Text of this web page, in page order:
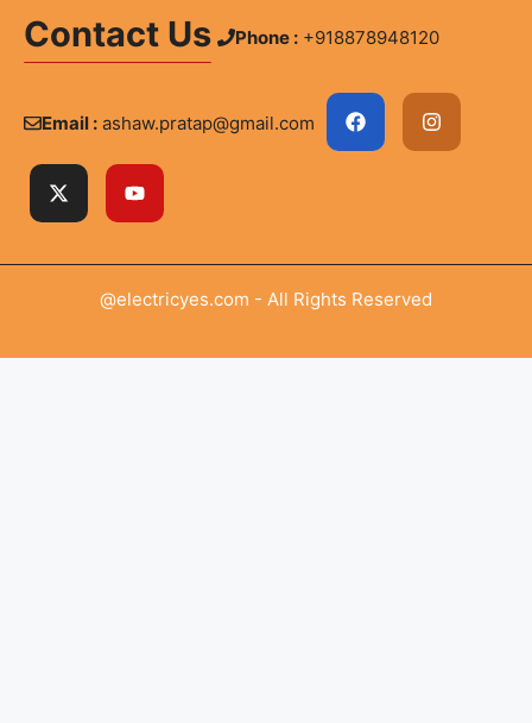
Contact Us Phone : +918878948120
Email : ashaw.pratap@gmail.com
@electricyes.com - All Rights Reserved